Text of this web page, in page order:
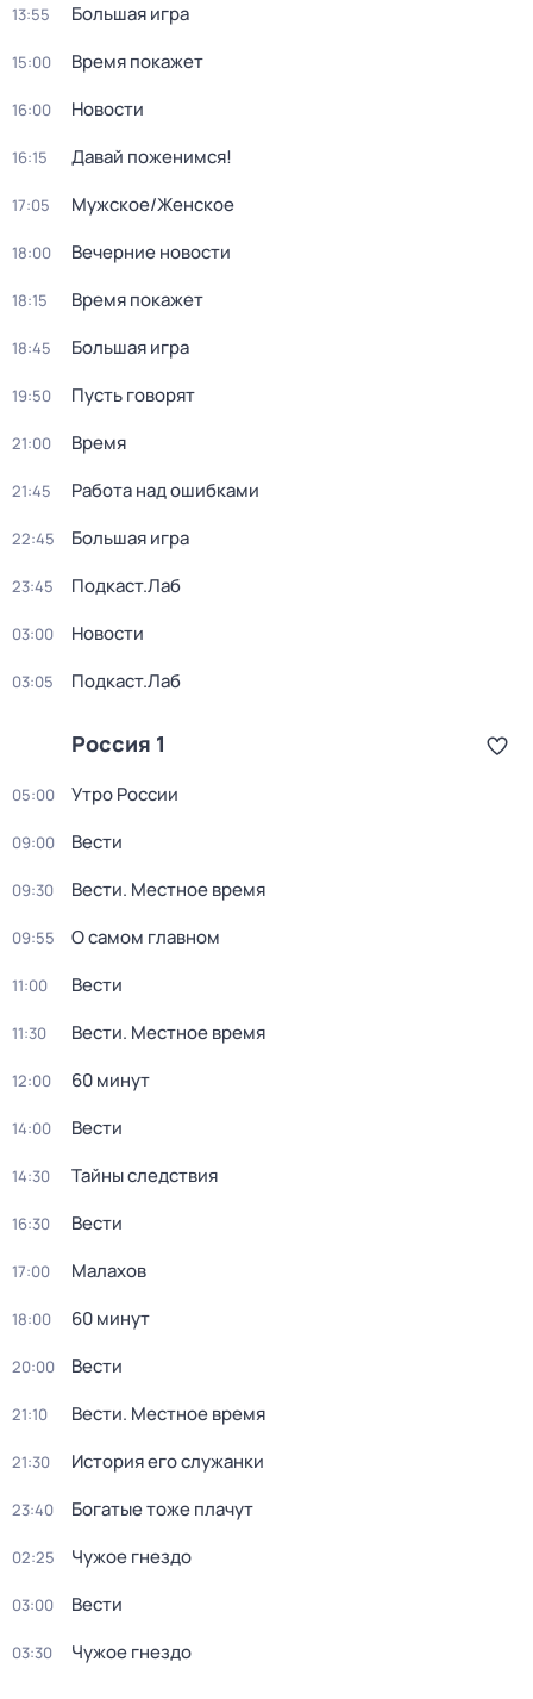
13:55 Большая игра
15:00 Время покажет
16:00 Новости
16:15 Давай поженимся!
17:05 Мужское/Женское
18:00 Вечерние новости
18:15 Время покажет
18:45 Большая игра
19:50 Пусть говорят
21:00 Время
21:45 Работа над ошибками
22:45 Большая игра
23:45 Подкаст.Лаб
03:00 Новости
03:05 Подкаст.Лаб
Россия 1
05:00 Утро России
09:00 Вести
09:30 Вести. Местное время
09:55 О самом главном
11:00 Вести
11:30 Вести. Местное время
12:00 60 минут
14:00 Вести
14:30 Тайны следствия
16:30 Вести
17:00 Малахов
18:00 60 минут
20:00 Вести
21:10 Вести. Местное время
21:30 История его служанки
23:40 Богатые тоже плачут
02:25 Чужое гнездо
03:00 Вести
03:30 Чужое гнездо